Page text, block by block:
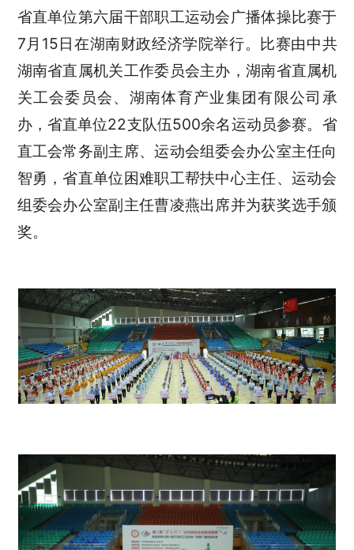
省直单位第六届干部职工运动会广播体操比赛于
7月15日在湖南财政经济学院举行。比赛由中共
湖南省直属机关工作委员会主办，湖南省直属机
关工会委员会、湖南体育产业集团有限公司承
办，省直单位22支队伍500余名运动员参赛。省
直工会常务副主席、运动会组委会办公室主任向
智勇，省直单位困难职工帮扶中心主任、运动会
组委会办公室副主任曹凌燕出席并为获奖选手颁
奖。